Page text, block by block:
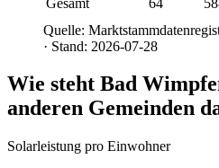
Quelle:
· Stand: 2026-07-28
Wie steht Bad
anderen Gemeinden
Solarleistung pro Einwohner